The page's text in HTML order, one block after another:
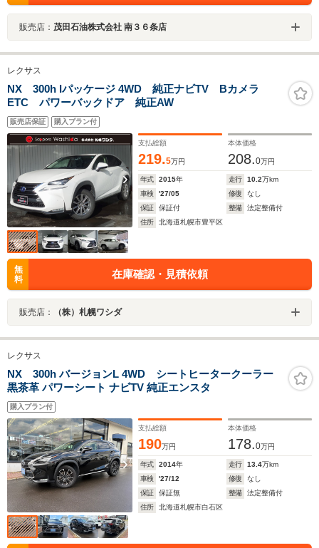
販売店： 茂田石油株式会社 南３６条店
レクサス
NX 300h Iパッケージ 4WD 純正ナビTV Bカメラ
ETC パワーバックドア 純正AW
販売店保証 購入プラン付
支払総額
219.5万円
本体価格
208.0万円
年式 2015年 走行 10.2万km
車検
'27/05 修復
なし
保証
保証付 整備
法定整備付
住所
北海道札幌市豊平区
無
料
在庫確認・見積依頼
販売店： （株）札幌ワシダ
レクサス
NX 300h バージョンL 4WD シートヒータークーラー
黒茶革 パワーシート ナビTV 純正エンスタ
購入プラン付
支払総額
190万円
本体価格
178.0万円
年式 2014年 走行 13.4万km
車検
'27/12 修復
なし
保証
保証無 整備
法定整備付
住所
北海道札幌市白石区